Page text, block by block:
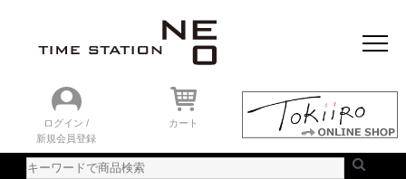
ログイン /
新規会員登録
カート
おすすめアイテム
ニュース＆トピック
時計を探す
ランキング
ご利用ガイド